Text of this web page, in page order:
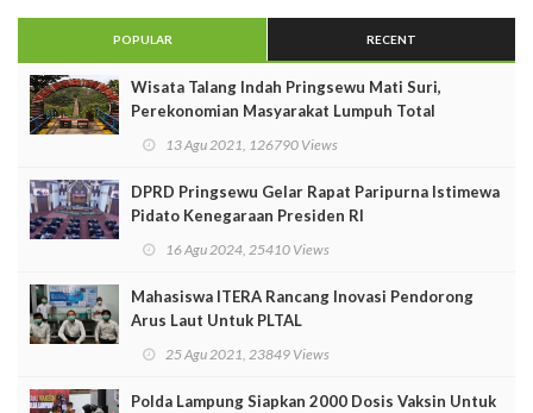
POPULAR RECENT
Wisata Talang Indah Pringsewu Mati Suri,
Perekonomian Masyarakat Lumpuh Total
13 Agu 2021, 126790 Views
DPRD Pringsewu Gelar Rapat Paripurna Istimewa
Pidato Kenegaraan Presiden RI
16 Agu 2024, 25410 Views
Mahasiswa ITERA Rancang Inovasi Pendorong
Arus Laut Untuk PLTAL
25 Agu 2021, 23849 Views
Polda Lampung Siapkan 2000 Dosis Vaksin Untuk